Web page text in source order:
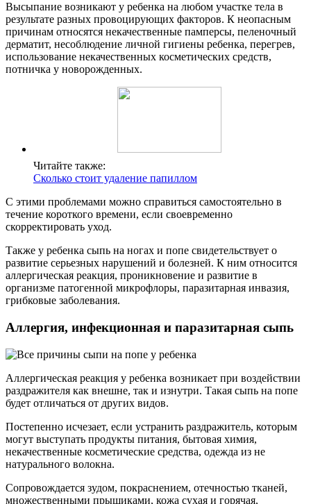
Высыпание возникают у ребенка на любом участке тела в
результате разных провоцирующих факторов. К неопасным
причинам относятся некачественные памперсы, пеленочный
дерматит, несоблюдение личной гигиены ребенка, перегрев,
использование некачественных косметических средств,
потничка у новорожденных.
Читайте также:
Сколько стоит удаление папиллом
С этими проблемами можно справиться самостоятельно в
течение короткого времени, если своевременно
скорректировать уход.
Также у ребенка сыпь на ногах и попе свидетельствует о
развитие серьезных нарушений и болезней. К ним относится
аллергическая реакция, проникновение и развитие в
организме патогенной микрофлоры, паразитарная инвазия,
грибковые заболевания.
Аллергия, инфекционная и паразитарная сыпь
Аллергическая реакция у ребенка возникает при воздействии
раздражителя как внешне, так и изнутри. Такая сыпь на попе
будет отличаться от других видов.
Постепенно исчезает, если устранить раздражитель, которым
могут выступать продукты питания, бытовая химия,
некачественные косметические средства, одежда из не
натурального волокна.
Сопровождается зудом, покраснением, отечностью тканей,
множественными прыщиками, кожа сухая и горячая,